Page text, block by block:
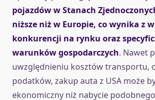
pojazdów w Stanach
niższe niż w Europie, co wynika z
konkurencji na rynku oraz
warunków gospodarczych. Nawet
uwzględnieniu kosztów transportu,
podatków, zakup auta z USA może
ekonomiczny niż nabycie